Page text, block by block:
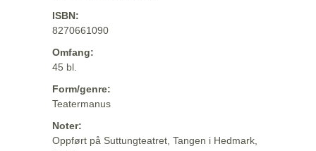
ISBN:
8270661090
Omfang:
45 bl.
Form/genre:
Teatermanus
Noter:
Oppført på Suttungteatret, Tangen i Hedmark,